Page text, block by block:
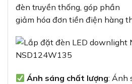
đèn truyền thống, góp phần
giảm hóa đơn tiền điện hàng
Ánh sáng chất lượng: Ánh